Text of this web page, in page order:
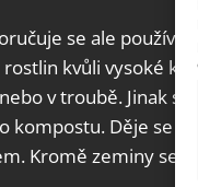
se ale
kvůli vysoké
v troubě. Jinak
kompostu. Děje se
Kromě zeminy se